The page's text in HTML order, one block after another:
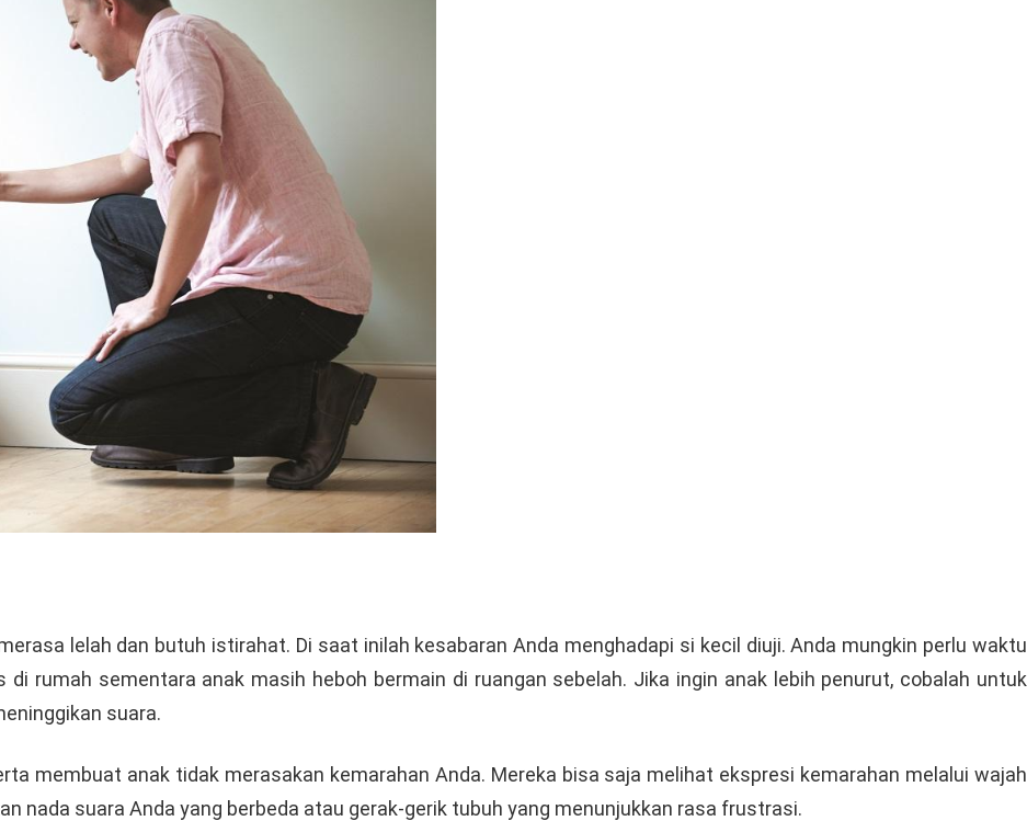
lelah dan butuh istirahat. Di saat inilah kesabaran Anda menghadapi si kecil diuji. Anda mungkin perlu waktu
rumah sementara anak masih heboh bermain di ruangan sebelah. Jika ingin anak lebih penurut, cobalah untuk
suara.
membuat anak tidak merasakan kemarahan Anda. Mereka bisa saja melihat ekspresi kemarahan melalui wajah
nada suara Anda yang berbeda atau gerak-gerik tubuh yang menunjukkan rasa frustrasi.